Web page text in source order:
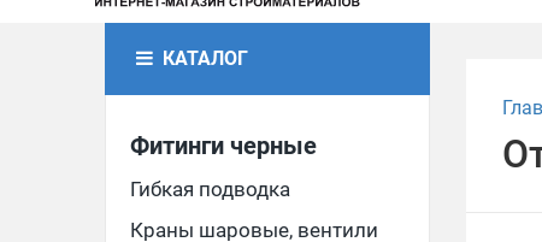
КАТАЛОГ
Фитинги черные
Гибкая подводка
Краны шаровые, вентили